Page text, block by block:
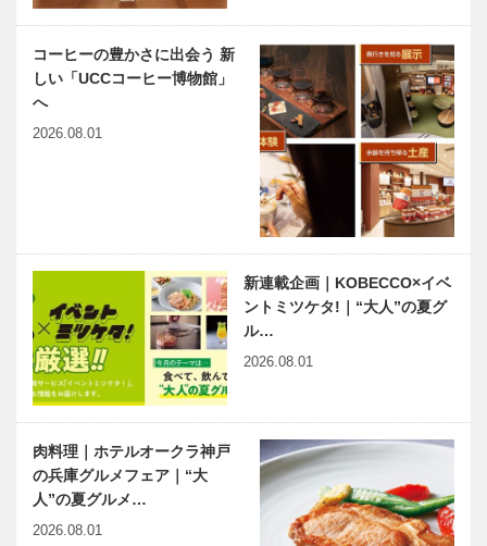
コーヒーの豊かさに出会う 新
しい「UCCコーヒー博物館」
へ
2026.08.01
新連載企画｜KOBECCO×イベ
ントミツケタ!｜“大人”の夏グ
ル…
2026.08.01
肉料理｜ホテルオークラ神戸
の兵庫グルメフェア｜“大
人”の夏グルメ…
2026.08.01